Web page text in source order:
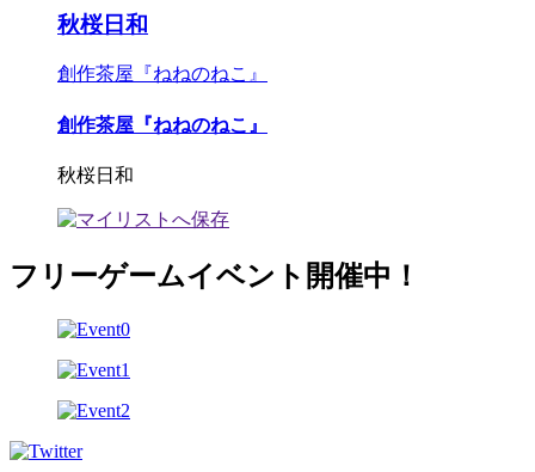
秋桜日和
創作茶屋『ねねのねこ』
創作茶屋『ねねのねこ』
秋桜日和
フリーゲームイベント開催中！